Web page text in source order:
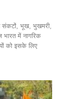
संकटों, भूख, भुखमरी,
भारत में नागरिक
को इसके लिए